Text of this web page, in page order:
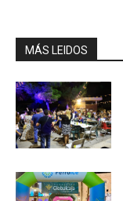
MÁS LEIDOS